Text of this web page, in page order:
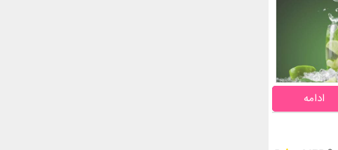
ادامه